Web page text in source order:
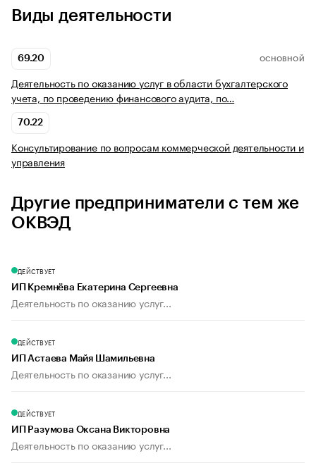
Виды деятельности
69.20 ОСНОВНОЙ
Деятельность по оказанию услуг в области бухгалтерского
учета, по проведению финансового аудита, по…
70.22
Консультирование по вопросам коммерческой деятельности и
управления
Другие предприниматели с тем же
ОКВЭД
ДЕЙСТВУЕТ
ИП Кремнёва Екатерина Сергеевна
Деятельность по оказанию услуг...
ДЕЙСТВУЕТ
ИП Астаева Майя Шамильевна
Деятельность по оказанию услуг...
ДЕЙСТВУЕТ
ИП Разумова Оксана Викторовна
Деятельность по оказанию услуг...